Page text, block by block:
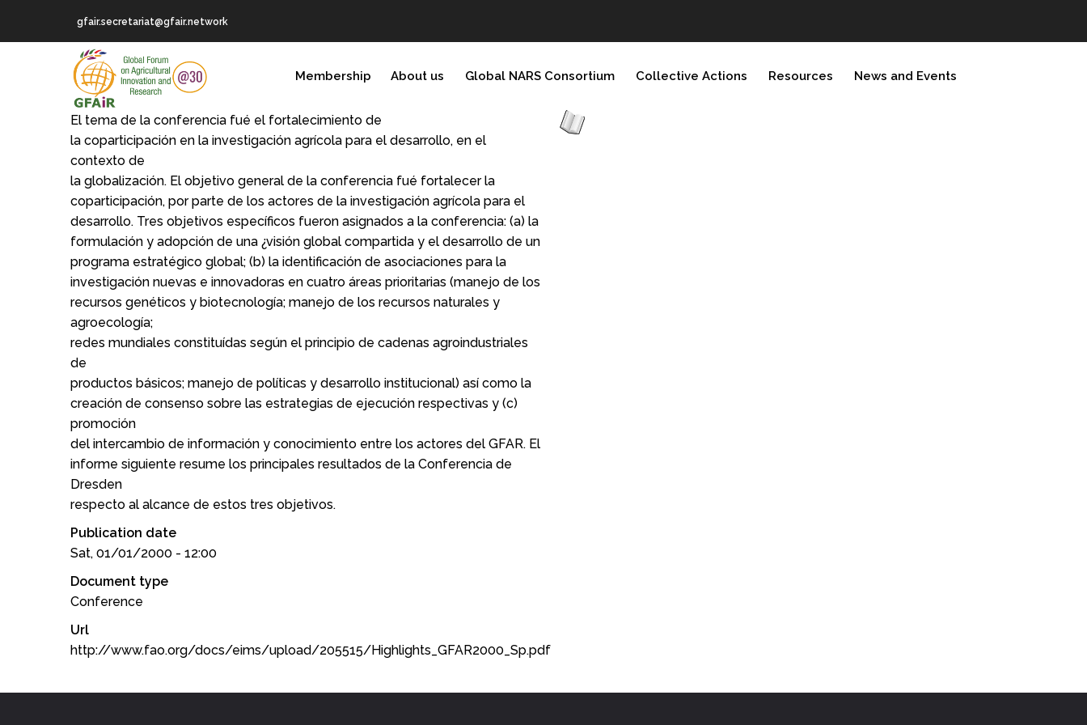
gfair.secretariat@gfair.network
NAVIGATION
Membership About us Global NARS Consortium Collective Actions Resources News and Events
El tema de la conferencia fué el fortalecimiento de
la coparticipación en la investigación agrícola para el desarrollo, en el
contexto de
la globalización. El objetivo general de la conferencia fué fortalecer la
coparticipación, por parte de los actores de la investigación agrícola para el
desarrollo. Tres objetivos específicos fueron asignados a la conferencia: (a) la
formulación y adopción de una ¿visión global compartida y el desarrollo de un
programa estratégico global; (b) la identificación de asociaciones para la
investigación nuevas e innovadoras en cuatro áreas prioritarias (manejo de los
recursos genéticos y biotecnología; manejo de los recursos naturales y
agroecología;
redes mundiales constituídas según el principio de cadenas agroindustriales
de
productos básicos; manejo de políticas y desarrollo institucional) así como la
creación de consenso sobre las estrategias de ejecución respectivas y (c)
promoción
del intercambio de información y conocimiento entre los actores del GFAR. El
informe siguiente resume los principales resultados de la Conferencia de
Dresden
respecto al alcance de estos tres objetivos.
Publication date
Sat, 01/01/2000 - 12:00
Document type
Conference
Url
http://www.fao.org/docs/eims/upload/205515/Highlights_GFAR2000_Sp.pdf